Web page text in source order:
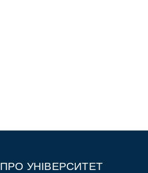
ПРО УНІВЕРСИТЕТ